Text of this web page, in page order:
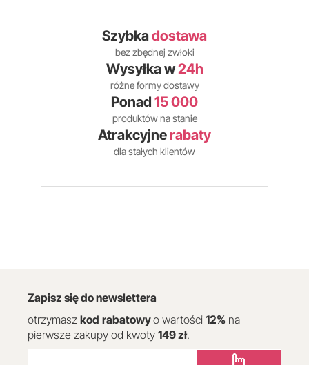
Szybkadostawa
bez zbędnej zwłoki
Wysyłka w24h
różne formy dostawy
Ponad 15 000
produktów na stanie
Atrakcyjne rabaty
dla stałych klientów
Zapisz się do newslettera
otrzymasz kod rabatowyo wartości 12% na
pierwsze zakupy od kwoty 149 zł.